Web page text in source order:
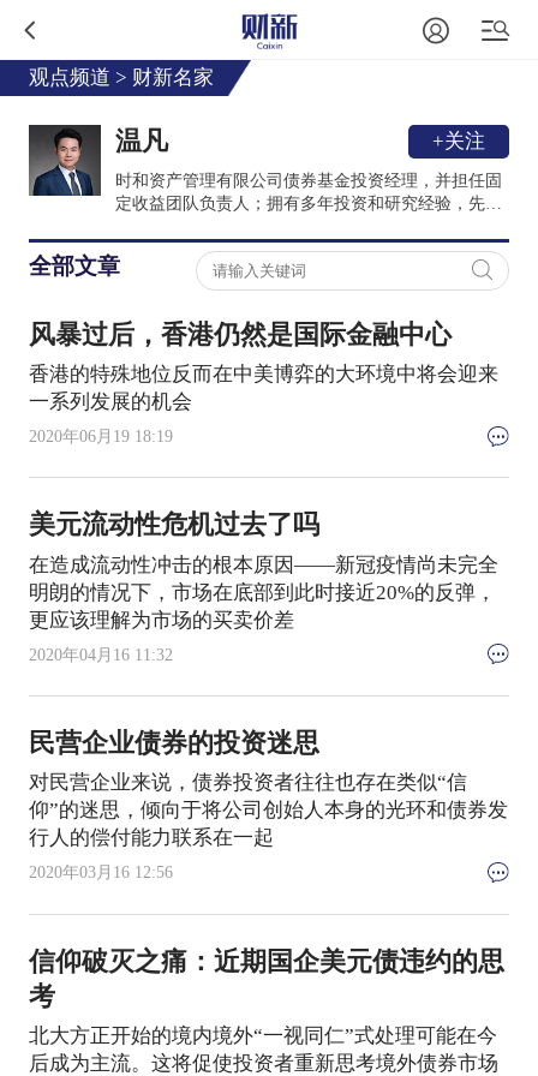
观点频道 > 财新名家
温凡 +关注
时和资产管理有限公司债券基金投资经理，并担任固
定收益团队负责人；拥有多年投资和研究经验，先后
美国资产管理公司Invesco从事股票、债券和衍生品的
研究和交易。
全部文章
风暴过后，香港仍然是国际金融中心
香港的特殊地位反而在中美博弈的大环境中将会迎来
一系列发展的机会
2020年06月19 18:19
美元流动性危机过去了吗
在造成流动性冲击的根本原因——新冠疫情尚未完全
明朗的情况下，市场在底部到此时接近20%的反弹，
更应该理解为市场的买卖价差
2020年04月16 11:32
民营企业债券的投资迷思
对民营企业来说，债券投资者往往也存在类似“信
仰”的迷思，倾向于将公司创始人本身的光环和债券发
行人的偿付能力联系在一起
2020年03月16 12:56
信仰破灭之痛：近期国企美元债违约的思
考
北大方正开始的境内境外“一视同仁”式处理可能在今
后成为主流。这将促使投资者重新思考境外债券市场